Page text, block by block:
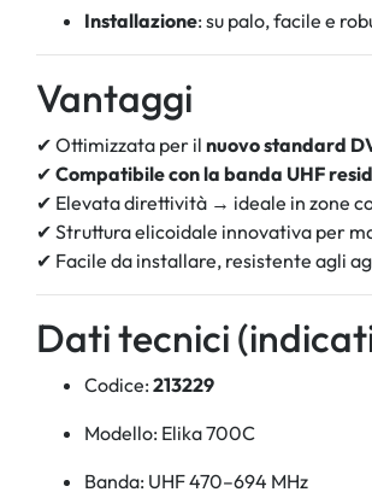
Installazione: su palo, facile e
Vantaggi
✔ Ottimizzata per il nuovo standard
✔ Compatibile con la banda UHF
✔ Elevata direttività → ideale in zone
✔ Struttura elicoidale innovativa per
✔ Facile da installare, resistente agli
Dati tecnici
Codice: 213229
Modello: Elika 700C
Banda: UHF 470–694 MHz